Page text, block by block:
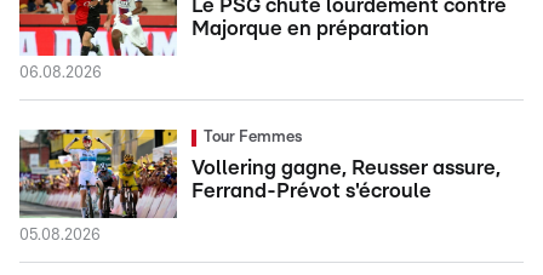
Le PSG chute lourdement contre
Majorque en préparation
06.08.2026
Tour Femmes
Vollering gagne, Reusser assure,
Ferrand-Prévot s'écroule
05.08.2026